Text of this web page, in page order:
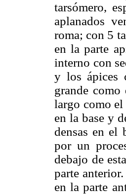
tarsómero,
aplanados
roma; con 5
en la parte
interno con
y los ápices
grande
largo como el
en la base y
densas en el
por un
debajo de
parte
en la parte